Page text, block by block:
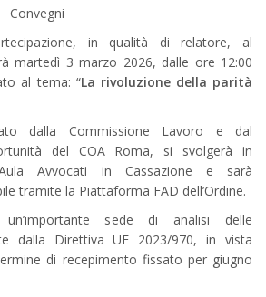
Convegni
in qualità di relatore, al
martedì 3 marzo 2026, dalle ore 12:00
al tema: “La rivoluzione della parità
dalla Commissione Lavoro e dal
del COA Roma, si svolgerà in
Avvocati in Cassazione e sarà
tramite la Piattaforma FAD dell’Ordine.
un’importante sede di analisi delle
dalla Direttiva UE 2023/970, in vista
di recepimento fissato per giugno